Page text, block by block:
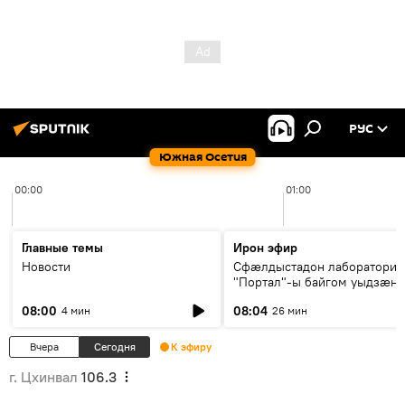
Южная Осетия
РУС
00:00 01:00
Главные темы
Новости
08:00 4 мин
Ирон эфир
Сфæлдыстадон лаборатори
"Портал"-ы байгом уыдзæн
Æхсары куыстыты равдыст
08:04 26 мин
Вчера Сегодня К эфиру
г. Цхинвал 106.3